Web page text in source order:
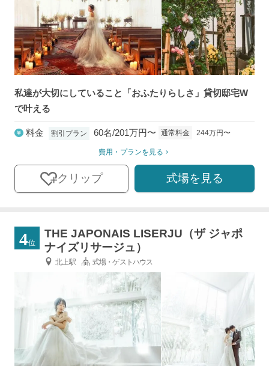
私達が大切にしていること「おふたりらしさ」貸切邸宅W
で叶える
料金 割引プラン 60名/201万円〜 通常料金 244万円〜
費用・プランを見る
クリップ 式場を見る
4位
THE JAPONAIS LISERJU（ザ ジャポ
ナイズリサージュ）
北上駅 式場・ゲストハウス